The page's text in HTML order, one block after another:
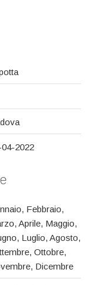
2022
Febbraio,
Aprile, Maggio,
Luglio, Agosto,
Ottobre,
Dicembre